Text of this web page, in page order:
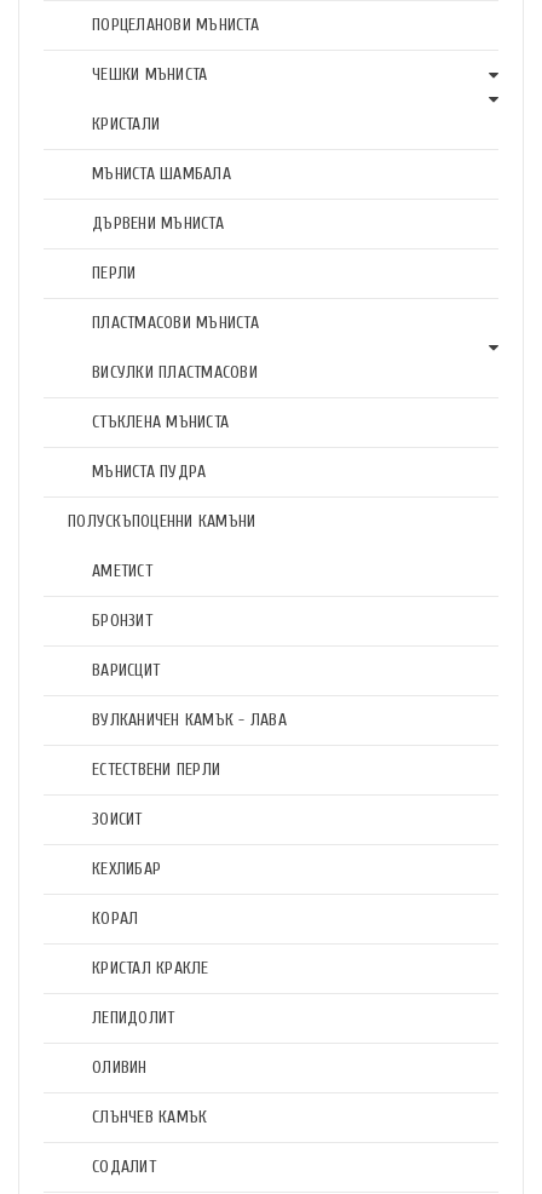
ПОРЦЕЛАНОВИ МЪНИСТА
ЧЕШКИ МЪНИСТА
КРИСТАЛИ
МЪНИСТА ШАМБАЛА
ДЪРВЕНИ МЪНИСТА
ПЕРЛИ
ПЛАСТМАСОВИ МЪНИСТА
ВИСУЛКИ ПЛАСТМАСОВИ
СТЪКЛЕНА МЪНИСТА
МЪНИСТА ПУДРА
ПОЛУСКЪПОЦЕННИ КАМЪНИ
АМЕТИСТ
БРОНЗИТ
ВАРИСЦИТ
ВУЛКАНИЧЕН КАМЪК - ЛАВА
ЕСТЕСТВЕНИ ПЕРЛИ
ЗОИСИТ
КЕХЛИБАР
КОРАЛ
КРИСТАЛ КРАКЛЕ
ЛЕПИДОЛИТ
ОЛИВИН
СЛЪНЧЕВ КАМЪК
СОДАЛИТ